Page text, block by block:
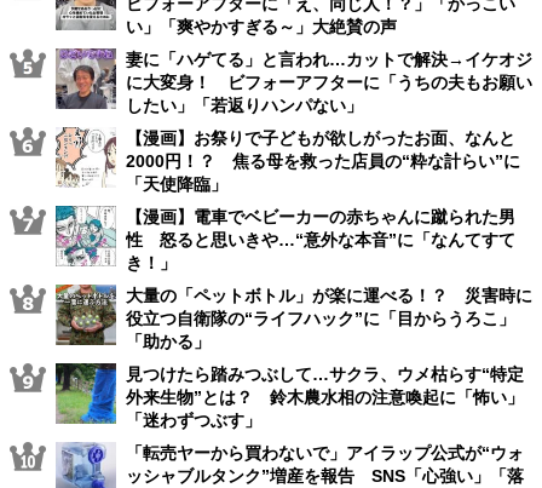
い」「爽やかすぎる～」大絶賛の声
妻に「ハゲてる」と言われ…カットで解決→イケオジ
に大変身！ ビフォーアフターに「うちの夫もお願い
したい」「若返りハンパない」
【漫画】お祭りで子どもが欲しがったお面、なんと
2000円！？ 焦る母を救った店員の“粋な計らい”に
「天使降臨」
【漫画】電車でベビーカーの赤ちゃんに蹴られた男
性 怒ると思いきや…“意外な本音”に「なんてすて
き！」
大量の「ペットボトル」が楽に運べる！？ 災害時に
役立つ自衛隊の“ライフハック”に「目からうろこ」
「助かる」
見つけたら踏みつぶして…サクラ、ウメ枯らす“特定
外来生物”とは？ 鈴木農水相の注意喚起に「怖い」
「迷わずつぶす」
「転売ヤーから買わないで」アイラップ公式が“ウォ
ッシャブルタンク”増産を報告 SNS「心強い」「落